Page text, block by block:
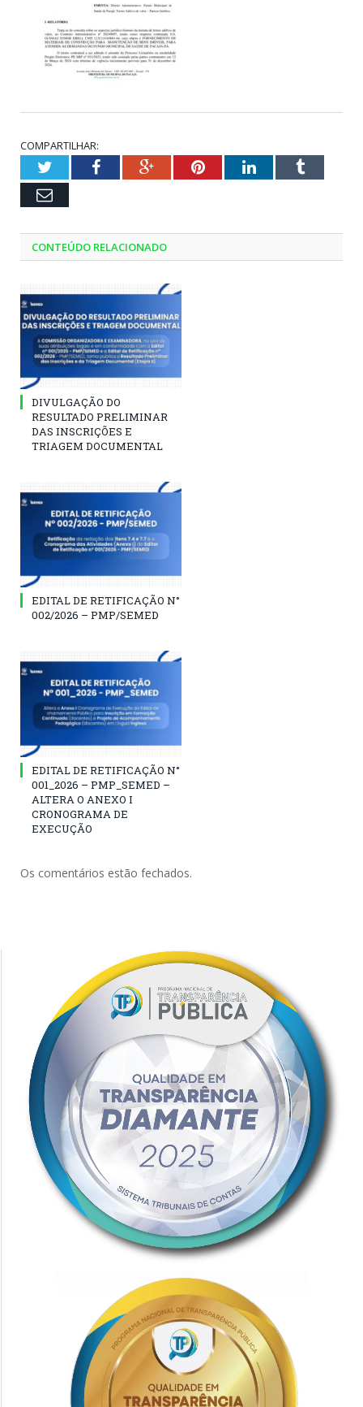
COMPARTILHAR:
TwitterFacebookGoogle+PinterestLinkedInTumblr
Email
CONTEÚDO RELACIONADO
DIVULGAÇÃO DO
RESULTADO PRELIMINAR
DAS INSCRIÇÕES E
TRIAGEM DOCUMENTAL
EDITAL DE RETIFICAÇÃO N°
002/2026 – PMP/SEMED
EDITAL DE RETIFICAÇÃO N°
001_2026 – PMP_SEMED –
ALTERA O ANEXO I
CRONOGRAMA DE
EXECUÇÃO
Os comentários estão fechados.